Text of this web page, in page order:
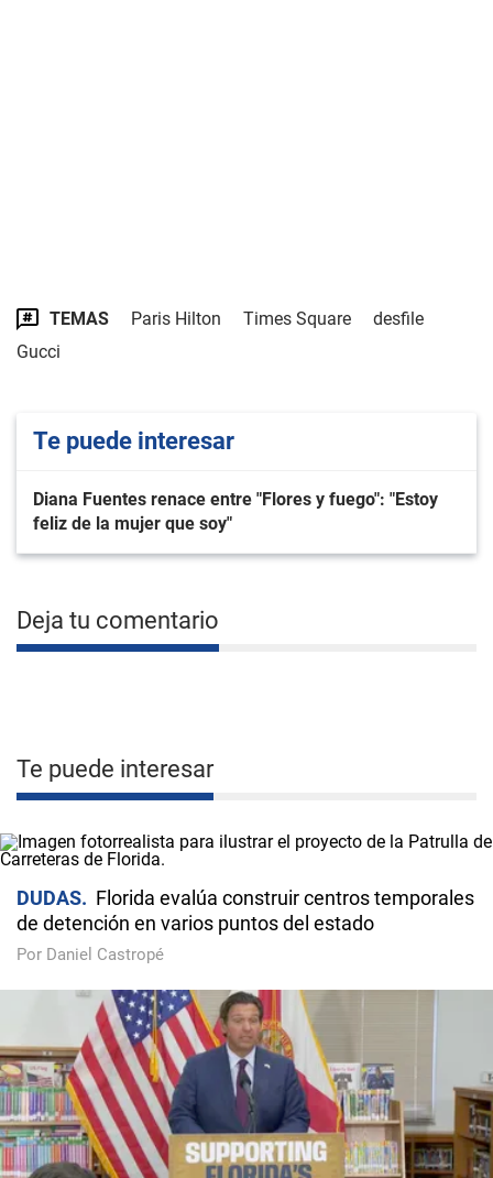
TEMAS Paris Hilton Times Square
desfile
Gucci
Te puede interesar
Diana Fuentes renace entre "Flores y fuego": "Estoy
feliz de la mujer que soy"
Deja tu comentario
Te puede interesar
DUDAS
Florida evalúa construir centros temporales
de detención en varios puntos del estado
Por Daniel Castropé